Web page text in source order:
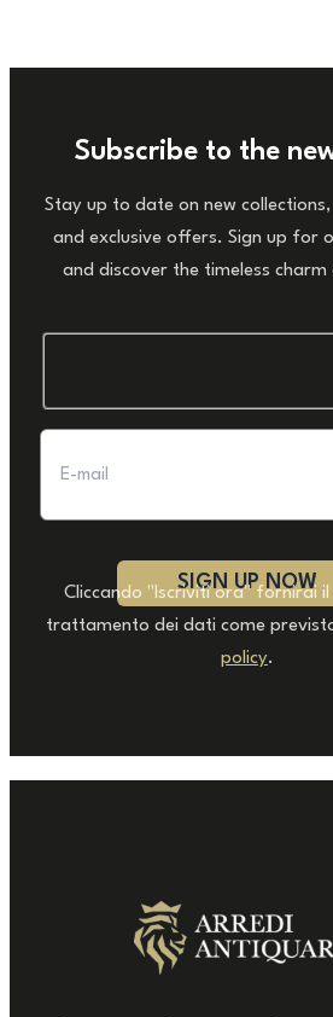
Subscribe to the
Stay up to date on new collections,
and exclusive offers. Sign up for
and discover the timeless
Cliccando "Iscriviti ora" fornirai il
trattamento dei dati come
policy.